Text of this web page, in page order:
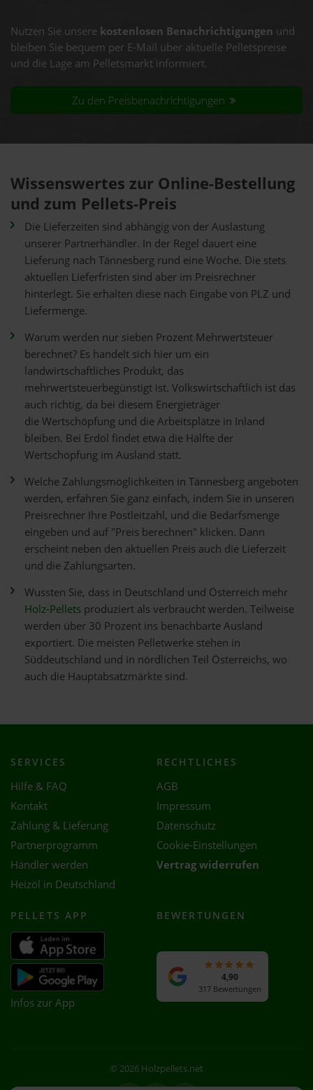
Nutzen Sie unsere kostenlosen Benachrichtigungen und
bleiben Sie bequem per E-Mail über aktuelle Pelletspreise
und die Lage am Pelletsmarkt informiert.
Zu den Preisbenachrichtigungen
Wissenswertes zur Online-Bestellung
und zum Pellets-Preis
Die Lieferzeiten sind abhängig von der Auslastung
unserer Partnerhändler. In der Regel dauert eine
Lieferung nach Tännesberg rund eine Woche. Die stets
aktuellen Lieferfristen sind aber im Preisrechner
hinterlegt. Sie erhalten diese nach Eingabe von PLZ und
Liefermenge.
Warum werden nur sieben Prozent Mehrwertsteuer
berechnet? Es handelt sich hier um ein
landwirtschaftliches Produkt, das
mehrwertsteuerbegünstigt ist. Volkswirtschaftlich ist das
auch richtig, da bei diesem Energieträger
die Wertschöpfung und die Arbeitsplätze in Inland
bleiben. Bei Erdöl findet etwa die Hälfte der
Wertschöpfung im Ausland statt.
Welche Zahlungsmöglichkeiten in Tännesberg angeboten
werden, erfahren Sie ganz einfach, indem Sie in unseren
Preisrechner Ihre Postleitzahl, und die Bedarfsmenge
eingeben und auf "Preis berechnen" klicken. Dann
erscheint neben den aktuellen Preis auch die Lieferzeit
und die Zahlungsarten.
Wussten Sie, dass in Deutschland und Österreich mehr
Holz-Pellets produziert als verbraucht werden. Teilweise
werden über 30 Prozent ins benachbarte Ausland
exportiert. Die meisten Pelletwerke stehen in
Süddeutschland und in nördlichen Teil Österreichs, wo
auch die Hauptabsatzmärkte sind.
SERVICES
Hilfe & FAQ
Kontakt
Zahlung & Lieferung
Partnerprogramm
Händler werden
Heizöl in Deutschland
RECHTLICHES
AGB
Impressum
Datenschutz
Cookie-Einstellungen
Vertrag widerrufen
PELLETS APP
Infos zur App
BEWERTUNGEN
4,90
317 Bewertungen
© 2026 Holzpellets.net